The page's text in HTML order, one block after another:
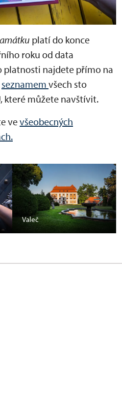
platí do konce
roku od data
platnosti najdete přímo na
seznamem všech sto
které můžete navštívit.
vevšeobecných
Valeč